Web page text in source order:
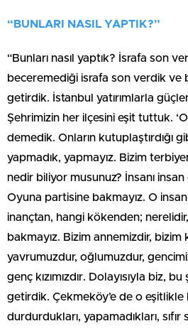
“BUNLARI NASIL YAPTIK?”
“Bunları nasıl yaptık? İsrafa son
beceremediği israfa son verdik ve
getirdik. İstanbul yatırımlarla
Şehrimizin her ilçesini eşit tuttuk.
demedik. Onların kutuplaştırdığı
yapmadık, yapmayız. Bizim
nedir biliyor musunuz? İnsanı
Oyuna partisine bakmayız. O
inançtan, hangi kökenden;
bakmayız. Bizim annemizdir, bizim
yavrumuzdur, oğlumuzdur,
genç kızımızdır. Dolayısıyla biz,
getirdik. Çekmeköy’e de o eşitlikle
durdurdukları, yapamadıkları, sıfır